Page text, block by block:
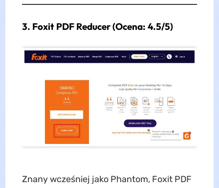
3. Foxit PDF Reducer (Ocena: 4.5/5)
Znany wcześniej jako Phantom, Foxit PDF